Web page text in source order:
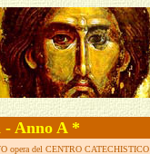
- Anno A *
opera del CENTRO CATECHISTICO